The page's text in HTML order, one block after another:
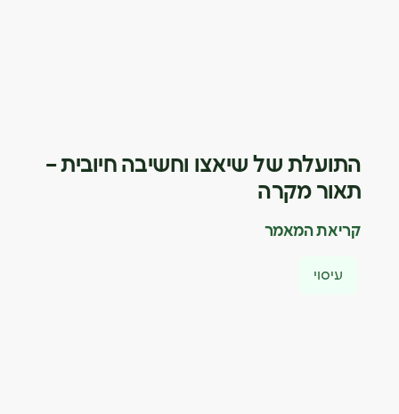
התועלת של שיאצו וחשיבה חיובית –
תאור מקרה
קריאת המאמר
עיסוי